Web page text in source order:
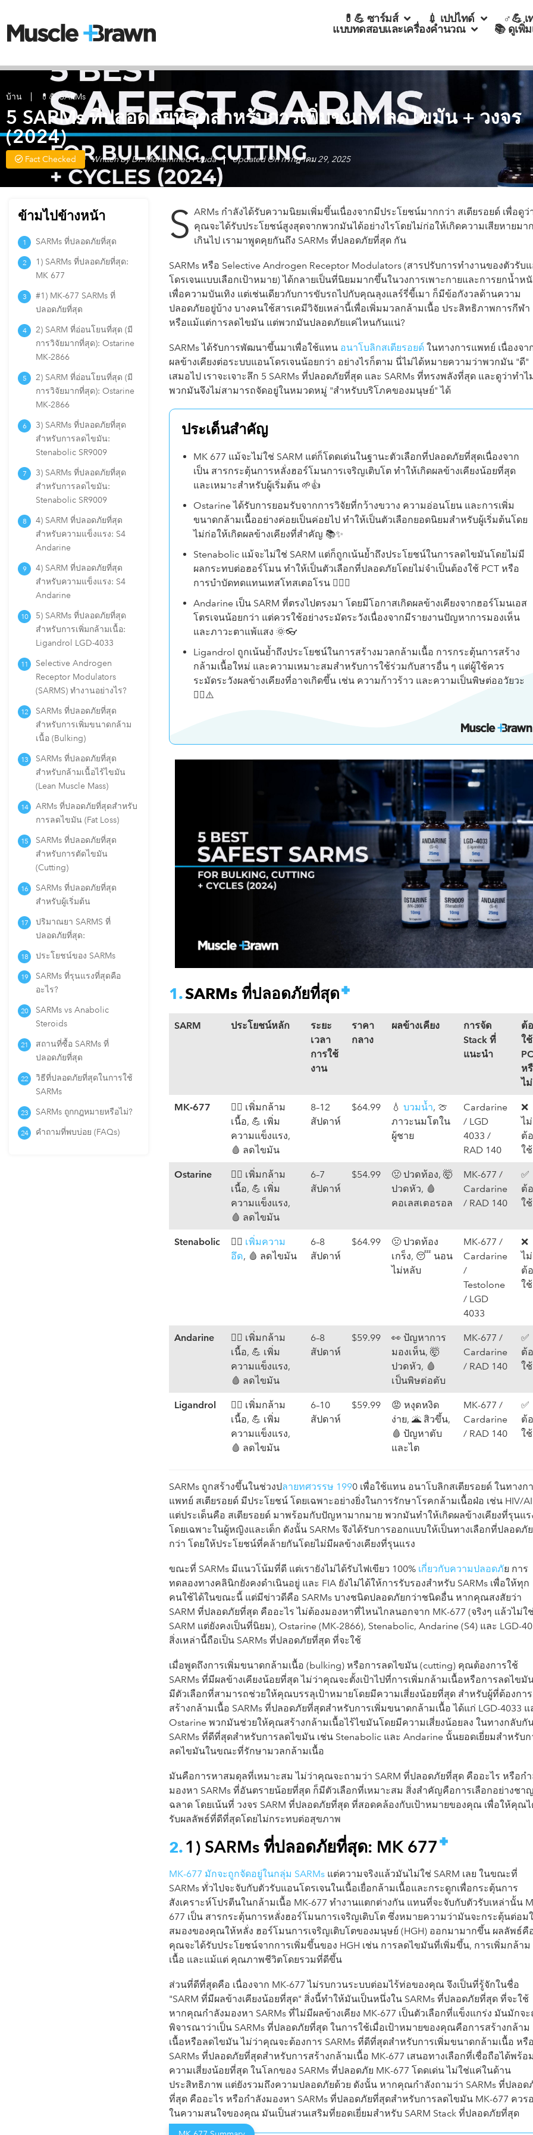
💊💪 ซาร์มส์ 💉 เปปไทด์ ♂💪
แบบทดสอบและเครื่องคำนวณ 📚 ดูเพิ่
บ้าน 💊💪 SARMs
5 SARMs ที่ปลอดภัยที่สุดสำหรับการเพิ่มขนาด ลดไขมัน + วงจร
(2024)
Fact Checked Written byDr. Mohammed Fouda Updated On กรกฎาคม 29, 2025
ข้ามไปข้างหน้า
SARMs ที่ปลอดภัยที่สุด
1) SARMs ที่ปลอดภัยที่สุด:
MK 677
#1) MK-677 SARMs ที่
ปลอดภัยที่สุด
2) SARM ที่อ่อนโยนที่สุด (มี
การวิจัยมากที่สุด): Ostarine
MK-2866
2) SARM ที่อ่อนโยนที่สุด (มี
การวิจัยมากที่สุด): Ostarine
MK-2866
3) SARMs ที่ปลอดภัยที่สุด
สำหรับการลดไขมัน:
Stenabolic SR9009
3) SARMs ที่ปลอดภัยที่สุด
สำหรับการลดไขมัน:
Stenabolic SR9009
4) SARM ที่ปลอดภัยที่สุด
สำหรับความแข็งแรง: S4
Andarine
4) SARM ที่ปลอดภัยที่สุด
สำหรับความแข็งแรง: S4
Andarine
5) SARMs ที่ปลอดภัยที่สุด
สำหรับการเพิ่มกล้ามเนื้อ:
Ligandrol LGD-4033
Selective Androgen
Receptor Modulators
(SARMS) ทำงานอย่างไร?
SARMs ที่ปลอดภัยที่สุด
สำหรับการเพิ่มขนาดกล้าม
เนื้อ (Bulking)
SARMs ที่ปลอดภัยที่สุด
สำหรับกล้ามเนื้อไร้ไขมัน
(Lean Muscle Mass)
ARMs ที่ปลอดภัยที่สุดสำหรับ
การลดไขมัน (Fat Loss)
SARMs ที่ปลอดภัยที่สุด
สำหรับการตัดไขมัน
(Cutting)
SARMs ที่ปลอดภัยที่สุด
สำหรับผู้เริ่มต้น
ปริมาณยา SARMS ที่
ปลอดภัยที่สุด:
ประโยชน์ของ SARMs
SARMs ที่รุนแรงที่สุดคือ
อะไร?
SARMs vs Anabolic
Steroids
สถานที่ซื้อ SARMs ที่
ปลอดภัยที่สุด
วิธีที่ปลอดภัยที่สุดในการใช้
SARMs
SARMs ถูกกฎหมายหรือไม่?
คำถามที่พบบ่อย (FAQs)
S ARMs กำลังได้รับความนิยมเพิ่มขึ้นเนื่องจากมีประโยชน์มากกว่า สเตียรอยด์ เพื่อดูว่
คุณจะได้รับประโยชน์สูงสุดจากพวกมันได้อย่างไรโดยไม่ก่อให้เกิดความเสียหายมาก
เกินไป เรามาพูดคุยกันถึง SARMs ที่ปลอดภัยที่สุด กัน
SARMs หรือ Selective Androgen Receptor Modulators (สารปรับการทำงานของตัวรับ
โดรเจนแบบเลือกเป้าหมาย) ได้กลายเป็นที่นิยมมากขึ้นในวงการเพาะกายและการยกน้ำห
เพื่อความบันเทิง แต่เช่นเดียวกับการขับรถไปกับคุณลุงแลร์รี่ขี้เมา ก็มีข้อกังวลด้านความ
ปลอดภัยอยู่บ้าง บางคนใช้สารเคมีวิจัยเหล่านี้เพื่อเพิ่มมวลกล้ามเนื้อ ประสิทธิภาพการกีฬา
หรือแม้แต่การลดไขมัน แต่พวกมันปลอดภัยแค่ไหนกันแน่?
SARMs ได้รับการพัฒนาขึ้นมาเพื่อใช้แทน อนาโบลิกสเตียรอยด์ ในทางการแพทย์ เนื่องจา
ผลข้างเคียงต่อระบบแอนโดรเจนน้อยกว่า อย่างไรก็ตาม นี่ไม่ได้หมายความว่าพวกมัน "ดี"
เสมอไป เราจะเจาะลึก 5 SARMs ที่ปลอดภัยที่สุด และ SARMs ที่ทรงพลังที่สุด และดูว่าทำไ
พวกมันจึงไม่สามารถจัดอยู่ในหมวดหมู่ "สำหรับบริโภคของมนุษย์" ได้
ประเด็นสำคัญ
MK 677 แม้จะไม่ใช่ SARM แต่ก็โดดเด่นในฐานะตัวเลือกที่ปลอดภัยที่สุดเนื่องจาก
เป็น สารกระตุ้นการหลั่งฮอร์โมนการเจริญเติบโต ทำให้เกิดผลข้างเคียงน้อยที่สุด
และเหมาะสำหรับผู้เริ่มต้น 🌱👍
Ostarine ได้รับการยอมรับจากการวิจัยที่กว้างขวาง ความอ่อนโยน และการเพิ่ม
ขนาดกล้ามเนื้ออย่างค่อยเป็นค่อยไป ทำให้เป็นตัวเลือกยอดนิยมสำหรับผู้เริ่มต้นโดย
ไม่ก่อให้เกิดผลข้างเคียงที่สำคัญ 📚✨
Stenabolic แม้จะไม่ใช่ SARM แต่ก็ถูกเน้นย้ำถึงประโยชน์ในการลดไขมันโดยไม่มี
ผลกระทบต่อฮอร์โมน ทำให้เป็นตัวเลือกที่ปลอดภัยโดยไม่จำเป็นต้องใช้ PCT หรือ
การบำบัดทดแทนเทสโทสเตอโรน 🏃‍♂️⚖️
Andarine เป็น SARM ที่ตรงไปตรงมา โดยมีโอกาสเกิดผลข้างเคียงจากฮอร์โมนเอส
โตรเจนน้อยกว่า แต่ควรใช้อย่างระมัดระวังเนื่องจากมีรายงานปัญหาการมองเห็น
และภาวะตาแพ้แสง 🌞👓
Ligandrol ถูกเน้นย้ำถึงประโยชน์ในการสร้างมวลกล้ามเนื้อ การกระตุ้นการสร้าง
กล้ามเนื้อใหม่ และความเหมาะสมสำหรับการใช้ร่วมกับสารอื่น ๆ แต่ผู้ใช้ควร
ระมัดระวังผลข้างเคียงที่อาจเกิดขึ้น เช่น ความก้าวร้าว และความเป็นพิษต่ออวัยวะ
🏋️‍♂️⚠️
SARMs ที่ปลอดภัยที่สุด
SARM ประโยชน์หลัก
ระยะ
เวลา
การใช้
งาน
ราคา
กลาง
ผลข้างเคียง
การจัด
Stack ที่
แนะนำ
ต้
ใช้
ห
ไม่
MK-677
🏋️‍♂️ เพิ่มกล้าม
เนื้อ, 💪 เพิ่ม
ความแข็งแรง,
🩸 ลดไขมัน
8–12
สัปดาห์
$64.99 💧บวมน้ำ, 🍈
ภาวะนมโตใน
ผู้ชาย
Cardarine
/ LGD
4033 /
RAD 140
❌
ไม่
ต้
ใช้
Ostarine
🏋️‍♂️ เพิ่มกล้าม
เนื้อ, 💪 เพิ่ม
ความแข็งแรง,
🩸 ลดไขมัน
6–7
สัปดาห์
$54.99
🤢 ปวดท้อง, 🤯
ปวดหัว, 🩸
คอเลสเตอรอล
MK-677 /
Cardarine
/ RAD 140
✅
ต้
ใช้
Stenabolic 🏃‍♂️ เพิ่มความ
อึด, 🩸 ลดไขมัน
6–8
สัปดาห์
$64.99
🤢 ปวดท้อง
เกร็ง, 😴 นอน
ไม่หลับ
MK-677 /
Cardarine
/
Testolone
/ LGD
4033
❌
ไม่
ต้
ใช้
Andarine
🏋️‍♂️ เพิ่มกล้าม
เนื้อ, 💪 เพิ่ม
ความแข็งแรง,
🩸 ลดไขมัน
6–8
สัปดาห์
$59.99
👀 ปัญหาการ
มองเห็น, 🤯
ปวดหัว, 🩸
เป็นพิษต่อตับ
MK-677 /
Cardarine
/ RAD 140
✅
ต้
ใช้
Ligandrol
🏋️‍♂️ เพิ่มกล้าม
เนื้อ, 💪 เพิ่ม
ความแข็งแรง,
🩸 ลดไขมัน
6–10
สัปดาห์
$59.99
😡 หงุดหงิด
ง่าย, 🌋 สิวขึ้น,
🩸 ปัญหาตับ
และไต
MK-677 /
Cardarine
/ RAD 140
✅
ต้
ใช้
SARMs ถูกสร้างขึ้นในช่วงปลายทศวรรษ 1990 เพื่อใช้แทน อนาโบลิกสเตียรอยด์ ในทางก
แพทย์ สเตียรอยด์ มีประโยชน์ โดยเฉพาะอย่างยิ่งในการรักษาโรคกล้ามเนื้อฝ่อ เช่น HIV/
แต่ประเด็นคือ สเตียรอยด์ มาพร้อมกับปัญหามากมาย พวกมันทำให้เกิดผลข้างเคียงที่รุนแร
โดยเฉพาะในผู้หญิงและเด็ก ดังนั้น SARMs จึงได้รับการออกแบบให้เป็นทางเลือกที่ปลอดภัย
กว่า โดยให้ประโยชน์ที่คล้ายกันโดยไม่มีผลข้างเคียงที่รุนแรง
ขณะที่ SARMs มีแนวโน้มที่ดี แต่เรายังไม่ได้รับไฟเขียว 100% เกี่ยวกับความปลอดภัย การ
ทดลองทางคลินิกยังคงดำเนินอยู่ และ FIA ยังไม่ได้ให้การรับรองสำหรับ SARMs เพื่อให้ทุก
คนใช้ได้ในขณะนี้ แต่มีข่าวดีคือ SARMs บางชนิดปลอดภัยกว่าชนิดอื่น หากคุณสงสัยว่า
SARM ที่ปลอดภัยที่สุด คืออะไร ไม่ต้องมองหาที่ไหนไกลนอกจาก MK-677 (จริงๆ แล้วไม่ใช่
SARM แต่ยังคงเป็นที่นิยม), Ostarine (MK-2866), Stenabolic, Andarine (S4) และ LGD-
สิ่งเหล่านี้ถือเป็น SARMs ที่ปลอดภัยที่สุด ที่จะใช้
เมื่อพูดถึงการเพิ่มขนาดกล้ามเนื้อ (bulking) หรือการลดไขมัน (cutting) คุณต้องการใช้
SARMs ที่มีผลข้างเคียงน้อยที่สุด ไม่ว่าคุณจะตั้งเป้าไปที่การเพิ่มกล้ามเนื้อหรือการลดไขมั
มีตัวเลือกที่สามารถช่วยให้คุณบรรลุเป้าหมายโดยมีความเสี่ยงน้อยที่สุด สำหรับผู้ที่ต้องการ
สร้างกล้ามเนื้อ SARMs ที่ปลอดภัยที่สุดสำหรับการเพิ่มขนาดกล้ามเนื้อ ได้แก่ LGD-4033 แ
Ostarine พวกมันช่วยให้คุณสร้างกล้ามเนื้อไร้ไขมันโดยมีความเสี่ยงน้อยลง ในทางกลับกั
SARMs ที่ดีที่สุดสำหรับการลดไขมัน เช่น Stenabolic และ Andarine นั้นยอดเยี่ยมสำหรับก
ลดไขมันในขณะที่รักษามวลกล้ามเนื้อ
มันคือการหาสมดุลที่เหมาะสม ไม่ว่าคุณจะถามว่า SARM ที่ปลอดภัยที่สุด คืออะไร หรือกำ
มองหา SARMs ที่อันตรายน้อยที่สุด ก็มีตัวเลือกที่เหมาะสม สิ่งสำคัญคือการเลือกอย่างชาญ
ฉลาด โดยเน้นที่ วงจร SARM ที่ปลอดภัยที่สุด ที่สอดคล้องกับเป้าหมายของคุณ เพื่อให้คุณ
รับผลลัพธ์ที่ดีที่สุดโดยไม่กระทบต่อสุขภาพ
1) SARMs ที่ปลอดภัยที่สุด: MK 677
MK-677 มักจะถูกจัดอยู่ในกลุ่ม SARMs แต่ความจริงแล้วมันไม่ใช่ SARM เลย ในขณะที่
SARMs ทั่วไปจะจับกับตัวรับแอนโดรเจนในเนื้อเยื่อกล้ามเนื้อและกระดูกเพื่อกระตุ้นการ
สังเคราะห์โปรตีนในกล้ามเนื้อ MK-677 ทำงานแตกต่างกัน แทนที่จะจับกับตัวรับเหล่านั้น
677 เป็น สารกระตุ้นการหลั่งฮอร์โมนการเจริญเติบโต ซึ่งหมายความว่ามันจะกระตุ้นต่อม
สมองของคุณให้หลั่ง ฮอร์โมนการเจริญเติบโตของมนุษย์ (HGH) ออกมามากขึ้น ผลลัพธ์คื
คุณจะได้รับประโยชน์จากการเพิ่มขึ้นของ HGH เช่น การลดไขมันที่เพิ่มขึ้น, การเพิ่มกล้าม
เนื้อ และแม้แต่ คุณภาพชีวิตโดยรวมที่ดีขึ้น
ส่วนที่ดีที่สุดคือ เนื่องจาก MK-677 ไม่รบกวนระบบต่อมไร้ท่อของคุณ จึงเป็นที่รู้จักในชื่อ
"SARM ที่มีผลข้างเคียงน้อยที่สุด" สิ่งนี้ทำให้มันเป็นหนึ่งใน SARMs ที่ปลอดภัยที่สุด ที่จะใช้
หากคุณกำลังมองหา SARMs ที่ไม่มีผลข้างเคียง MK-677 เป็นตัวเลือกที่แข็งแกร่ง มันมักจะ
พิจารณาว่าเป็น SARMs ที่ปลอดภัยที่สุด ในการใช้เมื่อเป้าหมายของคุณคือการสร้างกล้าม
เนื้อหรือลดไขมัน ไม่ว่าคุณจะต้องการ SARMs ที่ดีที่สุดสำหรับการเพิ่มขนาดกล้ามเนื้อ หรือ
SARMs ที่ปลอดภัยที่สุดสำหรับการสร้างกล้ามเนื้อ MK-677 เสนอทางเลือกที่เชื่อถือได้พร้อม
ความเสี่ยงน้อยที่สุด ในโลกของ SARMs ที่ปลอดภัย MK-677 โดดเด่น ไม่ใช่แค่ในด้าน
ประสิทธิภาพ แต่ยังรวมถึงความปลอดภัยด้วย ดังนั้น หากคุณกำลังถามว่า SARMs ที่ปลอด
ที่สุด คืออะไร หรือกำลังมองหา SARMs ที่ปลอดภัยที่สุดสำหรับการลดไขมัน MK-677 ควร
ในความสนใจของคุณ มันเป็นส่วนเสริมที่ยอดเยี่ยมสำหรับ SARM Stack ที่ปลอดภัยที่สุด